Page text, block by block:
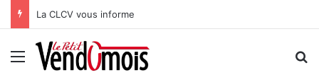
La CLCV vous informe
Menu